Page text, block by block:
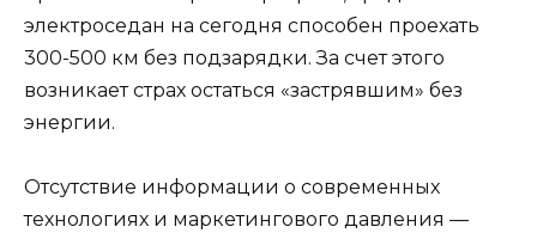
электроседан на сегодня способен проехать
300-500 км без подзарядки. За счет этого
возникает страх остаться «застрявшим» без
энергии.
Отсутствие информации о современных
технологиях и маркетингового давления —